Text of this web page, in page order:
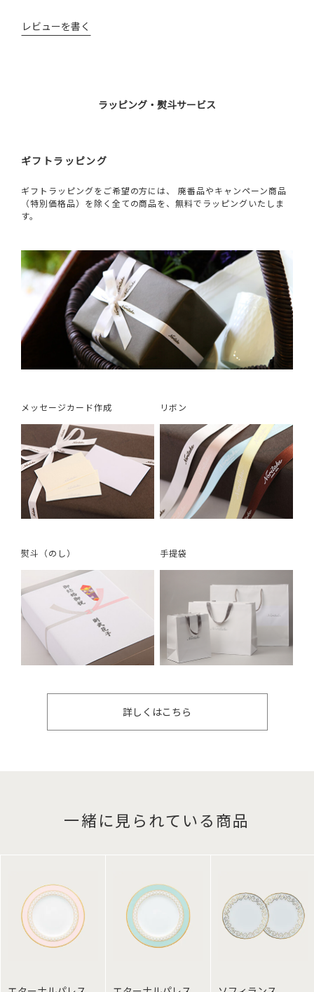
レビューを書く
ラッピング・熨斗サービス
ギフトラッピング
ギフトラッピングをご希望の方には、 廃番品やキャンペーン商品
（特別価格品）を除く全ての商品を、無料でラッピングいたしま
す。
メッセージカード作成 リボン
熨斗（のし） 手提袋
詳しくはこちら
一緒に見られている商品